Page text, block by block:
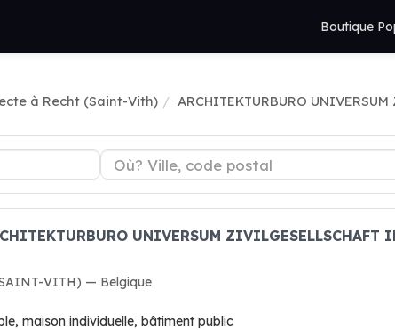
Boutique
à Recht (Saint-Vith) ARCHITEKTURBURO
UNIVERSUM ZIVILGESELLSCHAFT
VITH) — Belgique
maison individuelle, bâtiment public